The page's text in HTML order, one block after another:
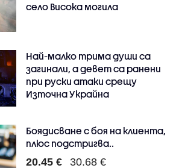
село Висока могила
Най-малко трима души са
загинали, а девет са ранени
при руски атаки срещу
Източна Украйна
Боядисване с боя на клиента,
плюс подстригва..
20.45 € 30.68 €